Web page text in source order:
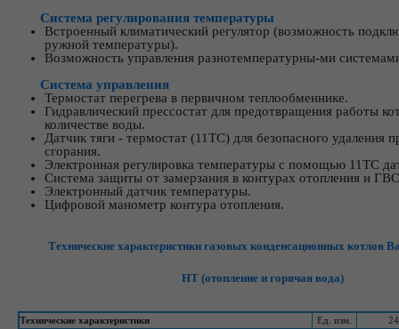
Система регулирования температуры
Встроенный климатический регулятор (возможность
ружной температуры).
Возможность управления разнотемпературны-ми
Система управления
Термостат перегрева в первичном теплообменнике.
Гидравлический прессостат для предотвра­щения работы
количестве воды.
Датчик тяги - термостат (11ТС) для безопасного удаления
сгорания.
Электронная регулировка температуры с по­мощью 11ТС
Система защиты от замерзания в контурах ото­пления и
Электронный датчик температуры.
Цифровой манометр контура отопления.
Технические характеристики газовых конденсационных котлов
HT (отопление и горячая вода)
Технические характеристики Ед. изм.
24